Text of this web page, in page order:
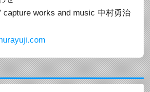
capture works and music 中村勇治